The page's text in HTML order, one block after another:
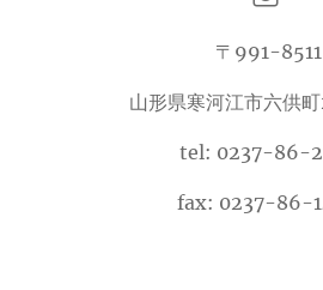
〒991-8511
山形県寒河江市六供
tel: 0237-86-
fax: 0237-86-